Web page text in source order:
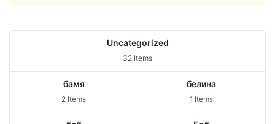
Uncategorized
32 Items
бамя
2 Items
белина
1 Items